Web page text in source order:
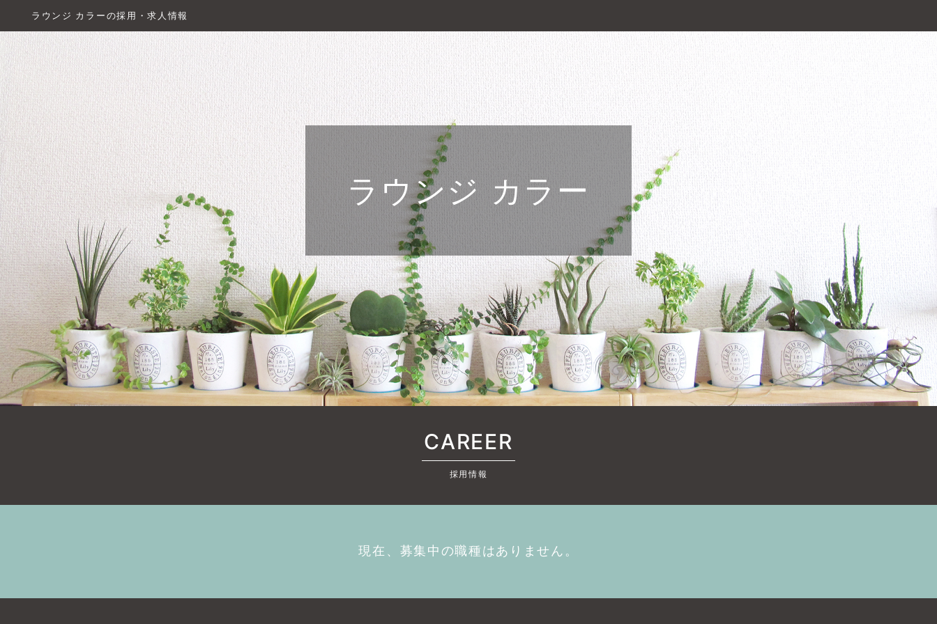
ラウンジ カラーの採用・求人情報
ラウンジ カラー
CAREER
採用情報
現在、募集中の職種はありません。